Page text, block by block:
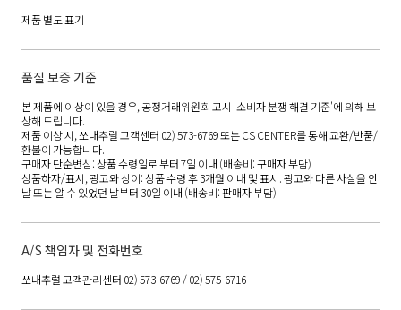
제품 별도 표기
품질 보증 기준
본 제품에 이상이 있을 경우, 공정거래위원회 고시 '소비자 분쟁 해결 기준'에 의해 보
상해 드립니다.
제품 이상 시, 쏘내추럴 고객센터 02) 573-6769 또는 CS CENTER를 통해 교환/반품/
환불이 가능합니다.
구매자 단순변심: 상품 수령일로 부터 7일 이내 (배송비: 구매자 부담)
상품하자/표시, 광고와 상이: 상품 수령 후 3개월 이내 및 표시. 광고와 다른 사실을 안
날 또는 알 수 있었던 날부터 30일 이내 (배송비: 판매자 부담)
A/S 책임자 및 전화번호
쏘내추럴 고객관리센터 02) 573-6769 / 02) 575-6716